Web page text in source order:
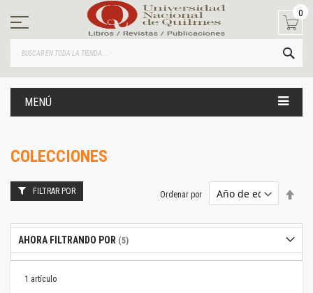
contenido
0
MENÚ
COLECCIONES
1 artículo
Ordenar por
FILTRAR POR
AHORA FILTRANDO POR